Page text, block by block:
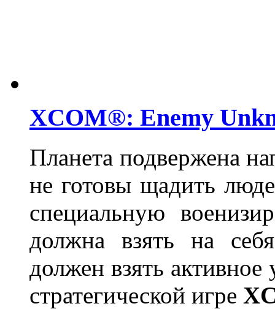
XCOM®: Enemy
Планета подвержена
не готовы щадить
специальную
должна взять на
должен взять
стратегической игре